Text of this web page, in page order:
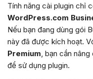
Tính năng cài plugin chỉ
WordPress.com
Nếu bạn đang dùng gói
này đã được kích hoạt.
Premium, bạn cần
để sử dụng plugin.